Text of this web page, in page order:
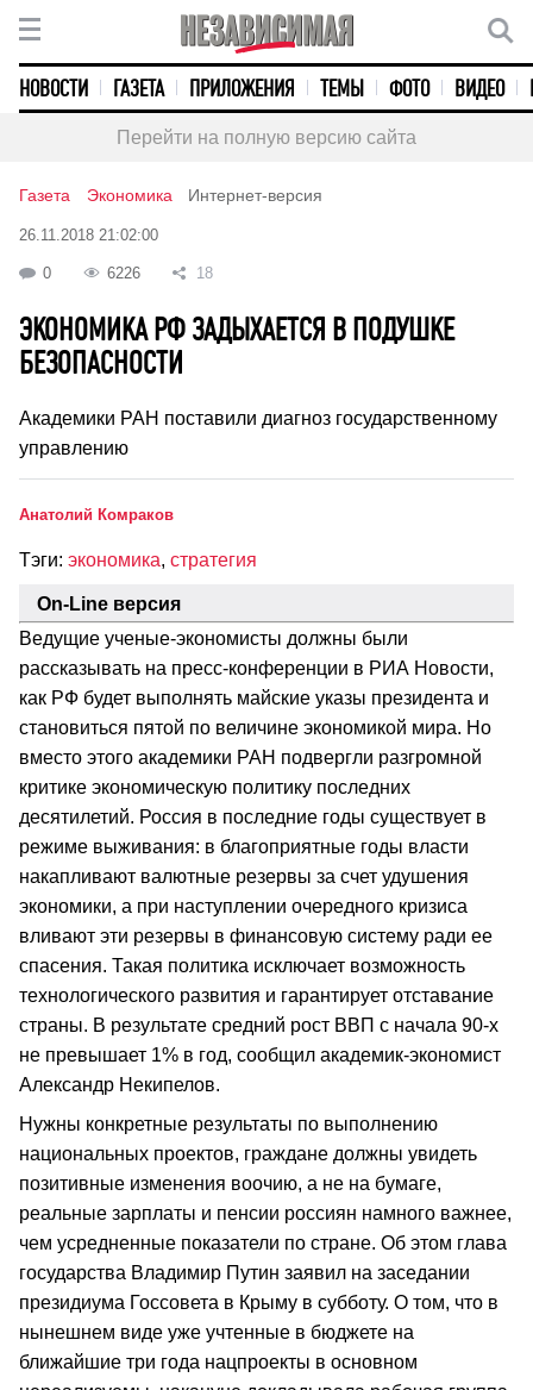
НОВОСТИ ГАЗЕТА ПРИЛОЖЕНИЯ ТЕМЫ ФОТО ВИДЕО
Перейти на полную версию сайта
Газета Экономика Интернет-версия
26.11.2018 21:02:00
0 6226 18
ЭКОНОМИКА РФ ЗАДЫХАЕТСЯ В ПОДУШКЕ
БЕЗОПАСНОСТИ
Академики РАН поставили диагноз государственному
управлению
Анатолий Комраков
Тэги: экономика, стратегия
On-Line версия
Ведущие ученые-экономисты должны были
рассказывать на пресс-конференции в РИА Новости,
как РФ будет выполнять майские указы президента и
становиться пятой по величине экономикой мира. Но
вместо этого академики РАН подвергли разгромной
критике экономическую политику последних
десятилетий. Россия в последние годы существует в
режиме выживания: в благоприятные годы власти
накапливают валютные резервы за счет удушения
экономики, а при наступлении очередного кризиса
вливают эти резервы в финансовую систему ради ее
спасения. Такая политика исключает возможность
технологического развития и гарантирует отставание
страны. В результате средний рост ВВП с начала 90-х
не превышает 1% в год, сообщил академик-экономист
Александр Некипелов.
Нужны конкретные результаты по выполнению
национальных проектов, граждане должны увидеть
позитивные изменения воочию, а не на бумаге,
реальные зарплаты и пенсии россиян намного важнее,
чем усредненные показатели по стране. Об этом глава
государства Владимир Путин заявил на заседании
президиума Госсовета в Крыму в субботу. О том, что в
нынешнем виде уже учтенные в бюджете на
ближайшие три года нацпроекты в основном